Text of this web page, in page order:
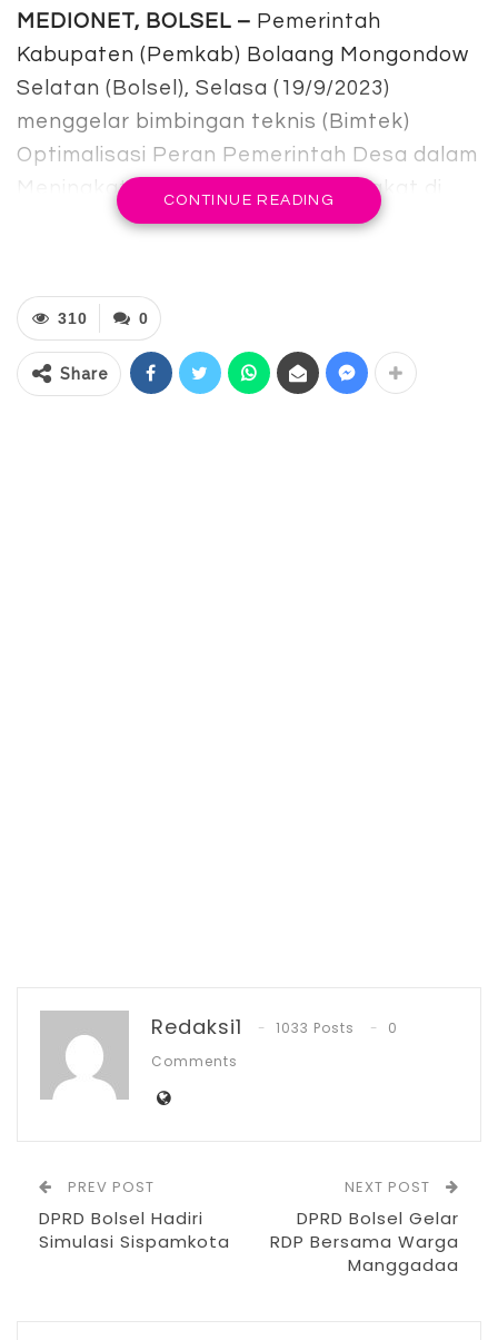
MEDIONET, BOLSEL – Pemerintah
Kabupaten (Pemkab) Bolaang Mongondow
Selatan (Bolsel), Selasa (19/9/2023)
menggelar bimbingan teknis (Bimtek)
Optimalisasi Peran Pemerintah Desa dalam
Meningkatkan Partisipasi Masyarakat di
Desa. Bimtek tersebut dibuka langsung
Mangga Dua Jakarta, dan akan
berlangsung hingga 22 September
mendatang.
tambahan ilmu dan pengetahuan lewat
kegiatan Bimtek tersebut. Bupati Bolsel
dalam sambutannya meminta agar para
Sangadi dan Sekdes mengikuti dengan
oleh para narasumber.
CONTINUE READING
0
310
Share
Redaksi1 1033 Posts
0
Comments
PREV POST
DPRD Bolsel Hadiri
Simulasi Sispamkota
NEXT POST
DPRD Bolsel Gelar
RDP Bersama Warga
Manggadaa